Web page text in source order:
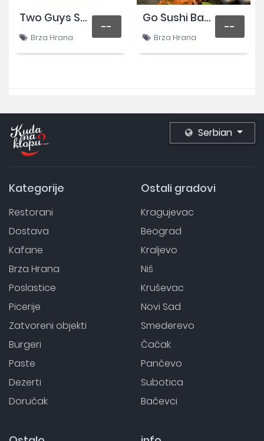
Two Guys Smash Burgers
Brza Hrana
--
Go Sushi Banovo Brdo
Brza Hrana
--
Serbian
Kategorije
Restorani
Dostava
Kafane
Brza Hrana
Poslastice
Picerije
Zatvoreni objekti
Burgeri
Paste
Dezerti
Doručak
Ostali gradovi
Kragujevac
Beograd
Kraljevo
Niš
Kruševac
Novi Sad
Smederevo
Čačak
Pančevo
Subotica
Bačevci